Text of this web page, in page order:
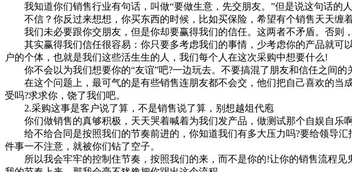
我知道你们销售行业有句话，叫做“要做生意，先交朋友。”但是说这句话的
不信？你反过来想想，你买东西的时候，比如买保险，希望有个销售天天缠着
我们未必要跟你交朋友，但是你却要赢得我们的信任。这两者不矛盾。否则
其实赢得我们信任很容易：你只要多考虑我们的事情，少考虑你的产品就可
户的个体，也就是我们这些活生生的人，我们每个人在这次采购中想要什么!
你不会以为我们想要你的“友谊”吧?一边玩去。不要搞混了朋友和信任之间的
在这个问题上，最可气的是有些销售连朋友都不会交，他们把自己喜欢的当
受吗?求求你，饶了我们吧。
2.采购这事是客户说了算，不是销售说了算，别想越俎代庖
你们做销售的真够积极，天天哭着喊着为我们发产品，做测试那个自娱自乐
给不给合同是按照我们的节奏前进的，你知道我们有多大压力吗?要给领导汇
件事一不注意，就被你们钻了空子。
所以我会牢牢的控制住节奏，按照我们的来，而不是你的!让你的销售流程见